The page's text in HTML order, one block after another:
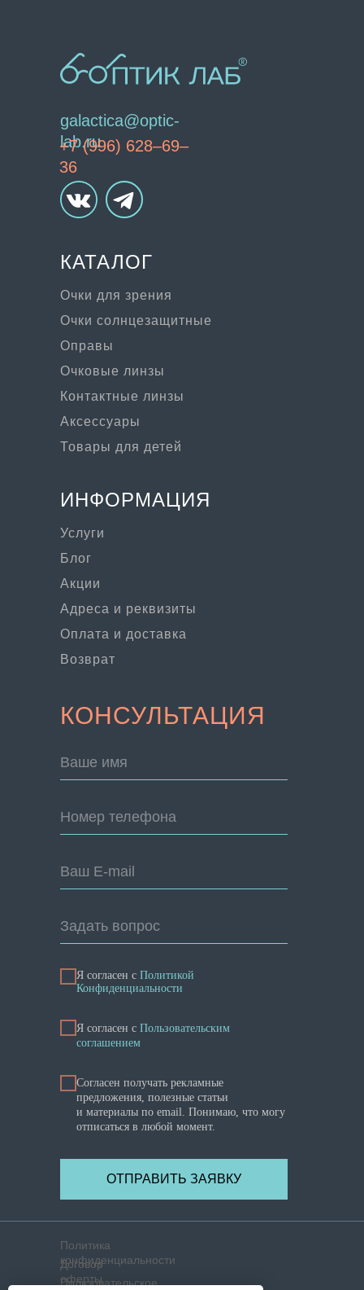
galactica@optic-
lab.ru
Очки для зрения
Очки солнцезащитные
Очковые линзы
Оправы
Контактные линзы
Аксессуары
Товары для детей
+7 (996) 628–69–
36
ИНФОРМАЦИЯ
Услуги
КАТАЛОГ
Адреса и реквизиты
КОНСУЛЬТАЦИЯ
Ваше имя
Номер телефона
Ваш E-mail
Задать вопрос
Я согласен с Политикой
Конфиденциальности
Я cогласен с Пользовательским
соглашением
Согласен получать рекламные
предложения, полезные статьи
и материалы по email. Понимаю, что могу
отписаться в любой момент.
ОТПРАВИТЬ ЗАЯВКУ
Оплата и доставка
Политика
конфиденциальности
Пользовательское
Договор
оферты
Возврат
Блог
Акции